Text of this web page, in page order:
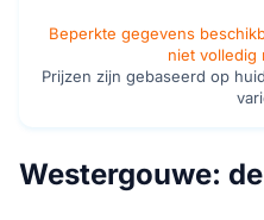
Beperkte gegevens
niet volledig
Prijzen zijn gebaseerd op
Westergouwe: